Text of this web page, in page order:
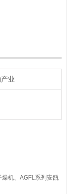
业
机、AGFL系列安瓿